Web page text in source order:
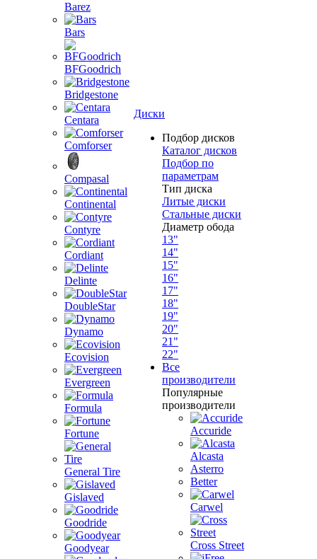
Barez
Bars
BFGoodrich
Bridgestone
Centara
Comforser
Compasal
Continental
Contyre
Cordiant
Delinte
DoubleStar
Dynamo
Ecovision
Evergreen
Formula
Fortune
General Tire
Gislaved
Goodride
Goodyear
Диски
Подбор дисков
Каталог дисков
Подбор по
параметрам
Тип диска
Литые диски
Стальные диски
Диаметр обода
13"
14"
15"
16"
17"
18"
19"
20"
21"
22"
Все
производители
Популярные
производители
Accuride
Alcasta
Asterro
Better
Carwel
Cross Street